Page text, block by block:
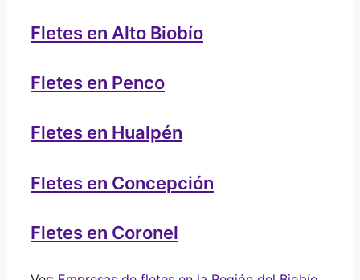
Fletes en Alto Biobío
Fletes en Penco
Fletes en Hualpén
Fletes en Concepción
Fletes en Coronel